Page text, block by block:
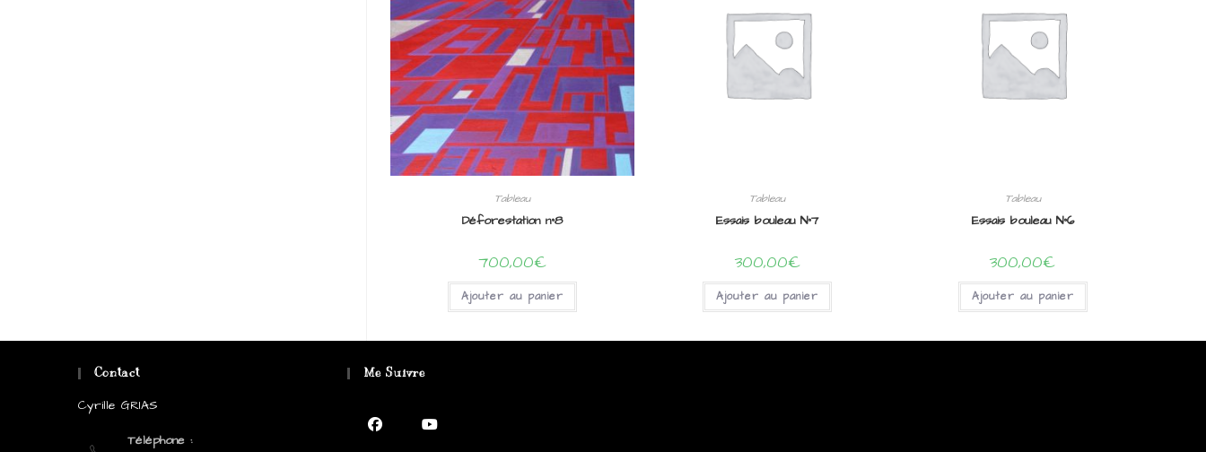
Tableau
Déforestation n°8
700,00€
Ajouter au panier
Tableau
Essais bouleau N°7
300,00€
Ajouter au panier
Tableau
Essais bouleau N°6
300,00€
Ajouter au panier
Contact
Cyrille GRIAS
Téléphone :
Me Suivre